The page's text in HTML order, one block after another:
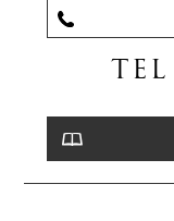
TEL